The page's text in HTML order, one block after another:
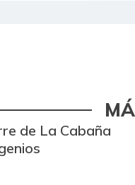
de La Cabaña